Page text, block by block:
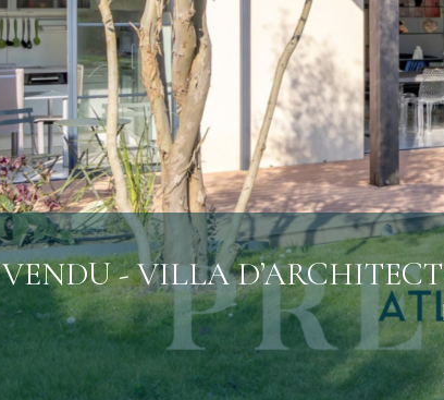
VENDU - VILLA